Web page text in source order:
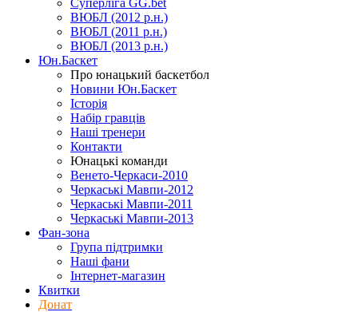
Суперліга GG.bet
ВЮБЛ (2012 р.н.)
ВЮБЛ (2011 р.н.)
ВЮБЛ (2013 р.н.)
Юн.Баскет
Про юнацький баскетбол
Новини Юн.Баскет
Історія
Набір гравців
Наші тренери
Контакти
Юнацькі команди
Венето-Черкаси-2010
Черкаські Мавпи-2012
Черкаські Мавпи-2011
Черкаські Мавпи-2013
Фан-зона
Група підтримки
Наші фани
Інтернет-магазин
Квитки
Донат